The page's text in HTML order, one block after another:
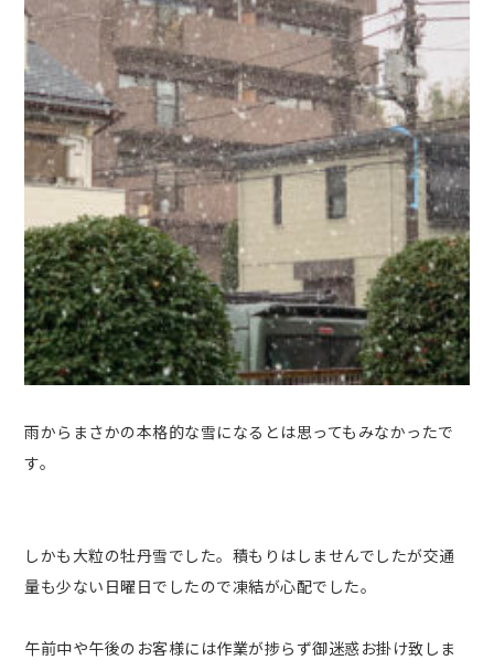
雨からまさかの本格的な雪になるとは思ってもみなかったで
す。
しかも大粒の牡丹雪でした。積もりはしませんでしたが交通
量も少ない日曜日でしたので凍結が心配でした。
午前中や午後のお客様には作業が捗らず御迷惑お掛け致しま